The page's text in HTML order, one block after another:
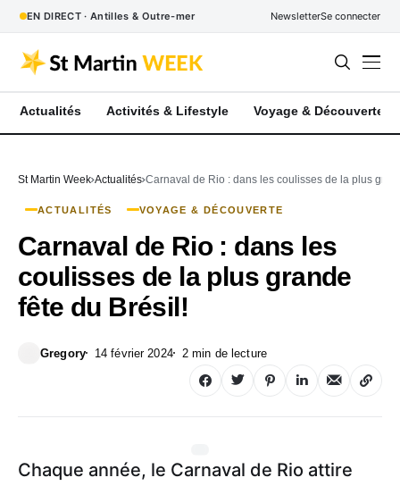
EN DIRECT · Antilles & Outre-mer NewsletterSe connecter
Actualités Activités & Lifestyle Voyage & Découverte
St Martin Week Actualités Carnaval de Rio : dans les coulisses de la plus
ACTUALITÉS VOYAGE & DÉCOUVERTE
Carnaval de Rio : dans les
coulisses de la plus grande
fête du Brésil!
Gregory 14 février 2024 2 min de lecture
Chaque année, le Carnaval de Rio attire